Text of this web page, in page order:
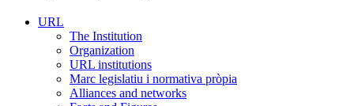
URL
The Institution
Organization
URL institutions
Marc legislatiu i normativa pròpia
Alliances and networks